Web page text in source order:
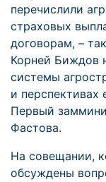
перечислили
страховых
договорам, –
Корней Биждов
системы
и перспективах
Первый
Фастова.
На совещании,
обсуждены